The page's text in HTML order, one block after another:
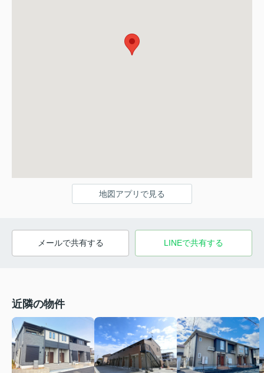
地図アプリで見る
メールで共有する LINEで共有する
近隣の物件